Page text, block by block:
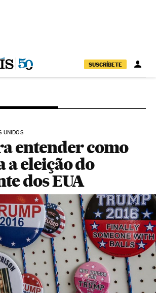
SUSCRÍBETE
UNIDOS
entender como
a eleição do
dos EUA